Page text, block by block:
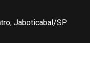
Jaboticabal/SP